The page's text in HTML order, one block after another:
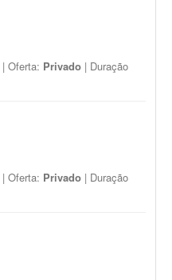
| Oferta: Privado | Duração
| Oferta: Privado | Duração